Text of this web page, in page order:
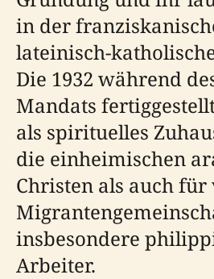
in der
lateinisch-
Die 1932 während
Mandats
als spirituelles
die einheimischen
Christen als auch für
insbesondere
Arbeiter.